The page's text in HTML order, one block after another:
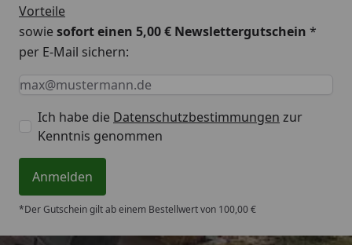
Vorteile
sowiesofort einen 5,00 € Newslettergutschein *
per E-Mail sichern:
Keine Eingabe erforderlich
Eingabe erforderlich
E-Mail *
Ich habe die Datenschutzbestimmungen zur
Kenntnis genommen
Anmelden
*Der Gutschein gilt ab einem Bestellwert von 100,00 €